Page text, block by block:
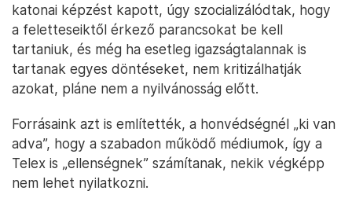
katonai képzést kapott, úgy szocializálódtak, hogy
a feletteseiktől érkező parancsokat be kell
tartaniuk, és még ha esetleg igazságtalannak is
tartanak egyes döntéseket, nem kritizálhatják
azokat, pláne nem a nyilvánosság előtt.
Forrásaink azt is említették, a honvédségnél „ki van
adva”, hogy a szabadon működő médiumok, így a
Telex is „ellenségnek” számítanak, nekik végképp
nem lehet nyilatkozni.